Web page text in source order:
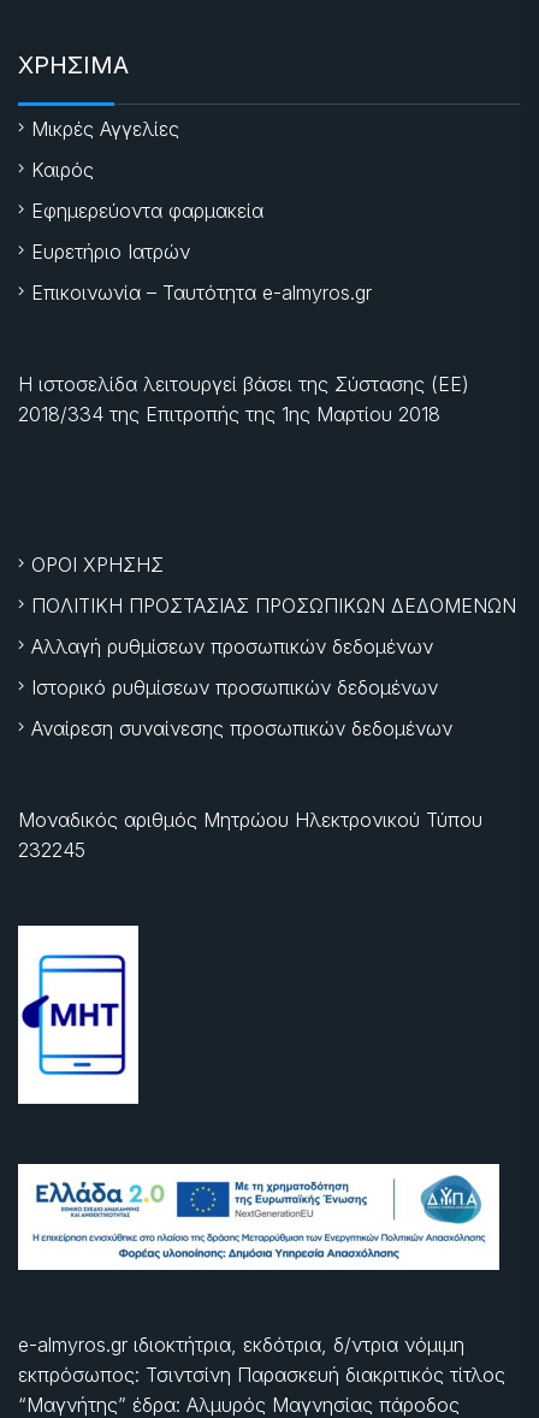
ΧΡΗΣΙΜΑ
Μικρές Αγγελίες
Καιρός
Εφημερεύοντα φαρμακεία
Ευρετήριο Ιατρών
Επικοινωνία – Ταυτότητα e-almyros.gr
Η ιστοσελίδα λειτουργεί βάσει της Σύστασης (ΕΕ)
2018/334 της Επιτροπής της 1ης Μαρτίου 2018
ΟΡΟΙ ΧΡΗΣΗΣ
ΠΟΛΙΤΙΚΗ ΠΡΟΣΤΑΣΙΑΣ ΠΡΟΣΩΠΙΚΩΝ ΔΕΔΟΜΕΝΩΝ
Αλλαγή ρυθμίσεων προσωπικών δεδομένων
Ιστορικό ρυθμίσεων προσωπικών δεδομένων
Αναίρεση συναίνεσης προσωπικών δεδομένων
Μοναδικός αριθμός Μητρώου Ηλεκτρονικού Τύπου
232245
e-almyros.gr ιδιοκτήτρια, εκδότρια, δ/ντρια νόμιμη
εκπρόσωπος: Τσιντσίνη Παρασκευή διακριτικός τίτλος
“Μαγνήτης” έδρα: Αλμυρός Μαγνησίας πάροδος